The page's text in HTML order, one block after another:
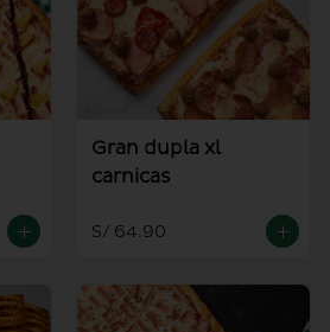
Gran dupla xl
carnicas
S/ 64.90